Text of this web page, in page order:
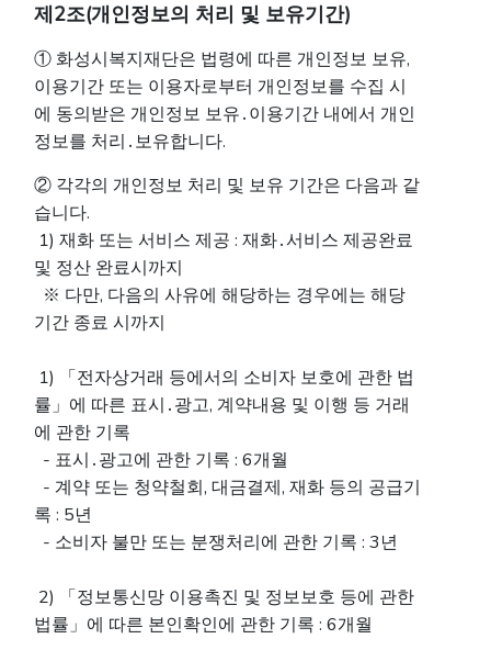
제2조(개인정보의 처리 및 보유기간)
① 화성시복지재단은 법령에 따른 개인정보 보유,
이용기간 또는 이용자로부터 개인정보를 수집 시
에 동의받은 개인정보 보유․이용기간 내에서 개인
정보를 처리․보유합니다.
② 각각의 개인정보 처리 및 보유 기간은 다음과 같
습니다.
1) 재화 또는 서비스 제공 : 재화․서비스 제공완료
및 정산 완료시까지
※ 다만, 다음의 사유에 해당하는 경우에는 해당
기간 종료 시까지
1) 「전자상거래 등에서의 소비자 보호에 관한 법
률」에 따른 표시․광고, 계약내용 및 이행 등 거래
에 관한 기록
- 표시․광고에 관한 기록 : 6개월
- 계약 또는 청약철회, 대금결제, 재화 등의 공급기
록 : 5년
- 소비자 불만 또는 분쟁처리에 관한 기록 : 3년
2) 「정보통신망 이용촉진 및 정보보호 등에 관한
법률」에 따른 본인확인에 관한 기록 : 6개월